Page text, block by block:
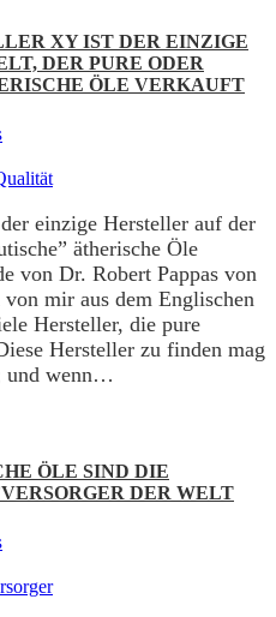
XY IST DER EINZIGE
DER PURE ODER
ÖLE VERKAUFT
einzige Hersteller auf der
ätherische Öle
von Dr. Robert Pappas von
mir aus dem Englischen
Hersteller, die pure
Hersteller zu finden mag
und wenn…
ÖLE SIND DIE
DER WELT